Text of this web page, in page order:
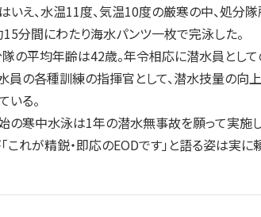
いえ、水温11度、気温10度の厳寒の中、処
15分間にわたり海水パンツ一枚で完泳した。
平均年齢は42歳。年令相応に潜水員として
員の各種訓練の指揮官として、潜水技量の向
いる。
の寒中水泳は1年の潜水無事故を願って実施
れが精鋭・即応のEODです」と語る姿は実